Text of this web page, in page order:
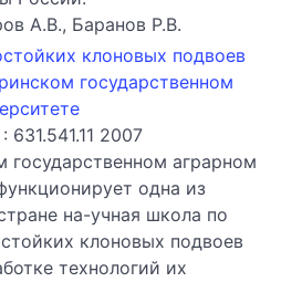
А.В., Баранов Р.В.
клоновых подвоев
государственном
631.541.11 2007
государственном аграрном
одна из
на-учная школа по
клоновых подвоев
технологий их